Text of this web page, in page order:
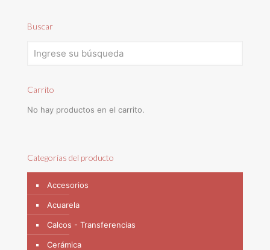
Buscar
Carrito
No hay productos en el carrito.
Categorías del producto
Accesorios
Acuarela
Calcos - Transferencias
Cerámica